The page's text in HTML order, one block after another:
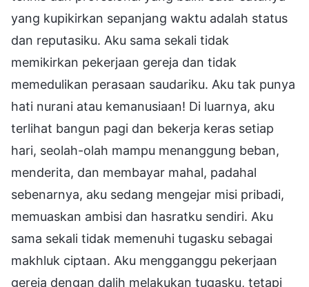
yang kupikirkan sepanjang waktu adalah status
dan reputasiku. Aku sama sekali tidak
memikirkan pekerjaan gereja dan tidak
memedulikan perasaan saudariku. Aku tak punya
hati nurani atau kemanusiaan! Di luarnya, aku
terlihat bangun pagi dan bekerja keras setiap
hari, seolah-olah mampu menanggung beban,
menderita, dan membayar mahal, padahal
sebenarnya, aku sedang mengejar misi pribadi,
memuaskan ambisi dan hasratku sendiri. Aku
sama sekali tidak memenuhi tugasku sebagai
makhluk ciptaan. Aku mengganggu pekerjaan
gereja dengan dalih melakukan tugasku, tetapi